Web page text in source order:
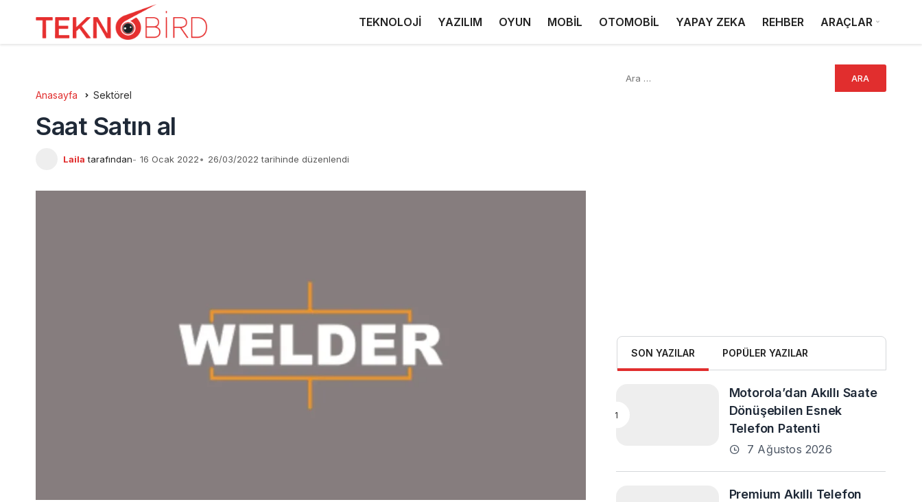
TEKNOLOJİ YAZILIM OYUN MOBİL OTOMOBİL YAPAY ZEKA REHBER ARAÇLAR
Anasayfa Sektörel
Saat Satın al
Laila tarafından 16 Ocak 2022 26/03/2022 tarihinde düzenlendi
SON YAZILAR POPÜLER YAZILAR
Motorola’dan Akıllı Saate
Dönüşebilen Esnek
Telefon Patenti
7 Ağustos 2026
Premium Akıllı Telefon